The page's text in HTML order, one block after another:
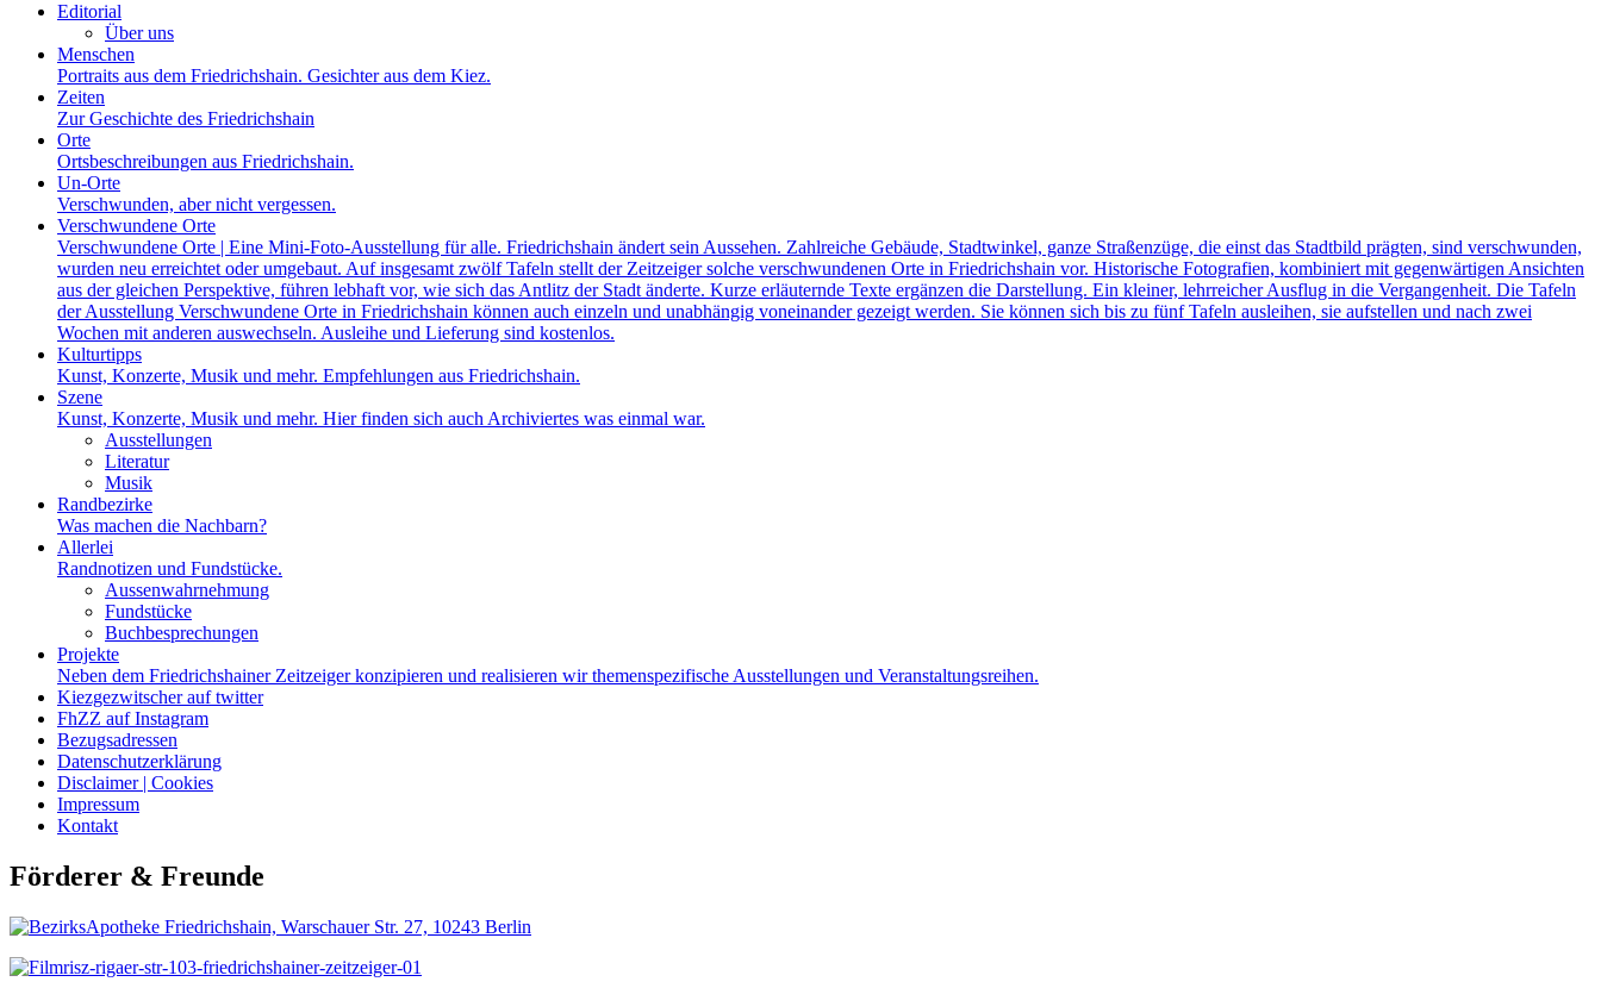
Editorial
Über uns
Menschen
Portraits aus dem Friedrichshain. Gesichter aus dem Kiez.
Zeiten
Zur Geschichte des Friedrichshain
Orte
Ortsbeschreibungen aus Friedrichshain.
Un-Orte
Verschwunden, aber nicht vergessen.
Verschwundene Orte
Verschwundene Orte | Eine Mini-Foto-Ausstellung für alle. Friedrichshain ändert sein Aussehen. Zahlreiche Gebäude, Stadtwinkel, ganze Straßenzüge, die einst das Stadtbild prägten, sind verschwunden,
wurden neu erreichtet oder umgebaut. Auf insgesamt zwölf Tafeln stellt der Zeitzeiger solche verschwundenen Orte in Friedrichshain vor. Historische Fotografien, kombiniert mit gegenwärtigen Ansichten
aus der gleichen Perspektive, führen lebhaft vor, wie sich das Antlitz der Stadt änderte. Kurze erläuternde Texte ergänzen die Darstellung. Ein kleiner, lehrreicher Ausflug in die Vergangenheit. Die Tafeln
der Ausstellung Verschwundene Orte in Friedrichshain können auch einzeln und unabhängig voneinander gezeigt werden. Sie können sich bis zu fünf Tafeln ausleihen, sie aufstellen und nach zwei
Wochen mit anderen auswechseln. Ausleihe und Lieferung sind kostenlos.
Kulturtipps
Kunst, Konzerte, Musik und mehr. Empfehlungen aus Friedrichshain.
Szene
Kunst, Konzerte, Musik und mehr. Hier finden sich auch Archiviertes was einmal war.
Ausstellungen
Literatur
Musik
Randbezirke
Was machen die Nachbarn?
Allerlei
Randnotizen und Fundstücke.
Aussenwahrnehmung
Fundstücke
Buchbesprechungen
Projekte
Neben dem Friedrichshainer Zeitzeiger konzipieren und realisieren wir themenspezifische Ausstellungen und Veranstaltungsreihen.
Kiezgezwitscher auf twitter
FhZZ auf Instagram
Bezugsadressen
Datenschutzerklärung
Disclaimer | Cookies
Impressum
Kontakt
Förderer & Freunde